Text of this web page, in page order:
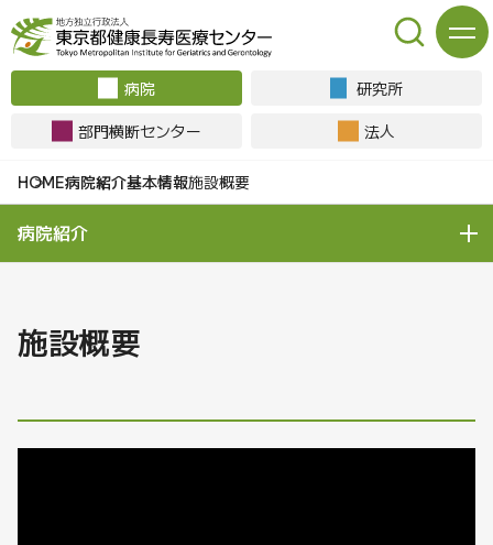
病院
研究所
部門横断センター
法人
病院紹介基本情報施設概要
病院紹介
施設概要